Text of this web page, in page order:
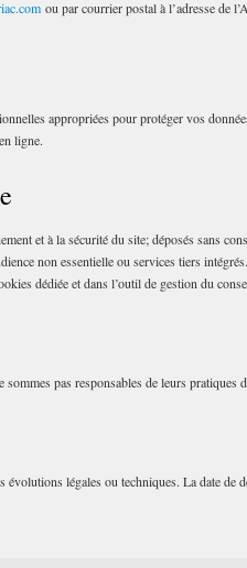
ou par courrier postal à l’adresse de
appropriées pour protéger vos
ligne.
et à la sécurité du site; déposés sans
non essentielle ou services tiers
dédiée et dans l’outil de gestion du
pas responsables de leurs
légales ou techniques. La date